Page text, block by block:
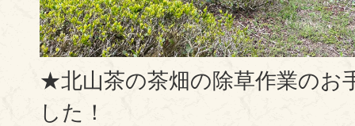
★北山茶の茶畑の除草作業のお
した！